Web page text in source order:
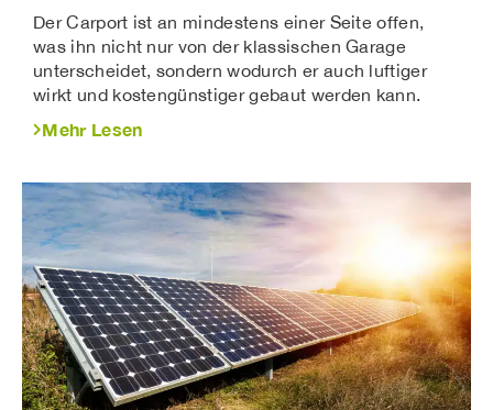
Der Carport ist an mindestens einer Seite offen,
was ihn nicht nur von der klassischen Garage
unterscheidet, sondern wodurch er auch luftiger
wirkt und kostengünstiger gebaut werden kann.
Mehr Lesen